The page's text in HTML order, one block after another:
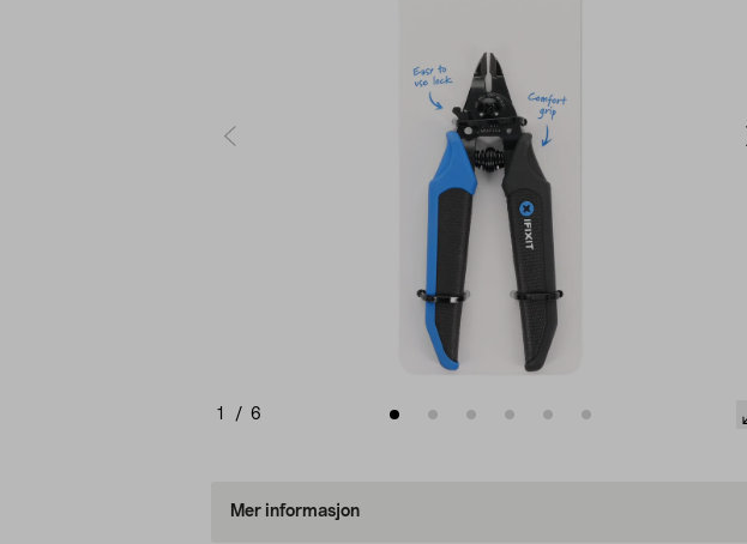
1 / 6
Mer informasjon